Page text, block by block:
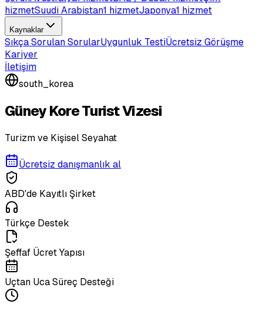
hizmetSuudi Arabistan1 hizmetJaponya1 hizmet
Kaynaklar
Sıkça Sorulan SorularUygunluk TestiÜcretsiz Görüşme
Kariyer
İletişim
south_korea
Güney Kore Turist Vizesi
Turizm ve Kişisel Seyahat
Ücretsiz danışmanlık al
ABD'de Kayıtlı Şirket
Türkçe Destek
Şeffaf Ücret Yapısı
Uçtan Uca Süreç Desteği